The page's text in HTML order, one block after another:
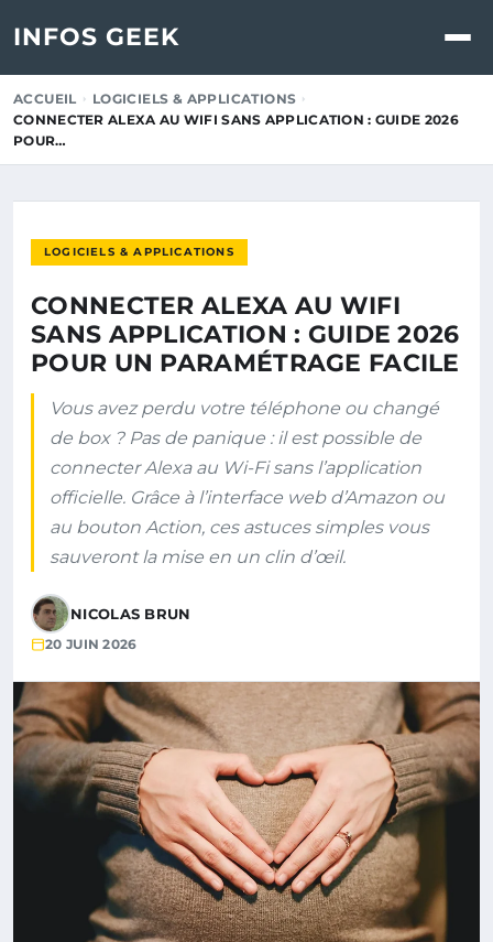
INFOS GEEK
ACCUEIL
LOGICIELS & APPLICATIONS
CONNECTER ALEXA AU WIFI SANS APPLICATION : GUIDE 2026
POUR…
LOGICIELS & APPLICATIONS
CONNECTER ALEXA AU WIFI
SANS APPLICATION : GUIDE 2026
POUR UN PARAMÉTRAGE FACILE
Vous avez perdu votre téléphone ou changé
de box ? Pas de panique : il est possible de
connecter Alexa au Wi-Fi sans l’application
officielle. Grâce à l’interface web d’Amazon ou
au bouton Action, ces astuces simples vous
sauveront la mise en un clin d’œil.
NICOLAS BRUN
20 JUIN 2026